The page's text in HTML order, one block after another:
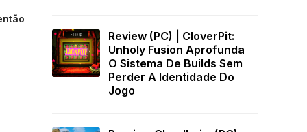
Review (PC) | CloverPit:
Unholy Fusion Aprofunda
O Sistema De Builds Sem
Perder A Identidade Do
Jogo